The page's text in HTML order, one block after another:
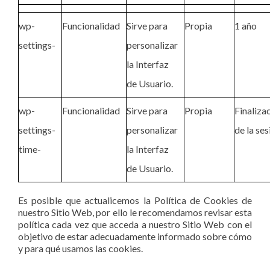
wp-
settings-
Funcionalidad Sirve para
personalizar
la Interfaz
de Usuario.
Propia 1 año
wp-
settings-
time-
Funcionalidad Sirve para
personalizar
la Interfaz
de Usuario.
Propia
de la
Es posible que actualicemos la Política de Cookies de
nuestro Sitio Web, por ello le recomendamos revisar esta
política cada vez que acceda a nuestro Sitio Web con el
objetivo de estar adecuadamente informado sobre cómo
y para qué usamos las cookies.